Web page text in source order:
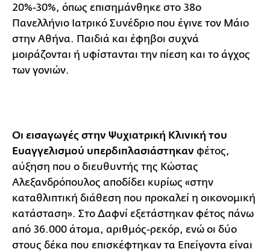
20%-30%, όπως επισημάνθηκε στο 38ο
Πανελλήνιο Ιατρικό Συνέδριο που έγινε τον Μάιο
στην Αθήνα. Παιδιά και έφηβοι συχνά
μοιράζονται ή υφίστανται την πίεση και το άγχος
των γονιών.
Οι εισαγωγές στην Ψυχιατρική Κλινική του
Ευαγγελισμού υπερδιπλασιάστηκαν φέτος,
αύξηση που ο διευθυντής της Κώστας
Αλεξανδρόπουλος αποδίδει κυρίως «στην
καταθλιπτική διάθεση που προκαλεί η οικονομική
κατάσταση». Στο Δαφνί εξετάστηκαν φέτος πάνω
από 36.000 άτομα, αριθμός-ρεκόρ, ενώ οι δύο
στους δέκα που επισκέφτηκαν τα Επείγοντα είναι